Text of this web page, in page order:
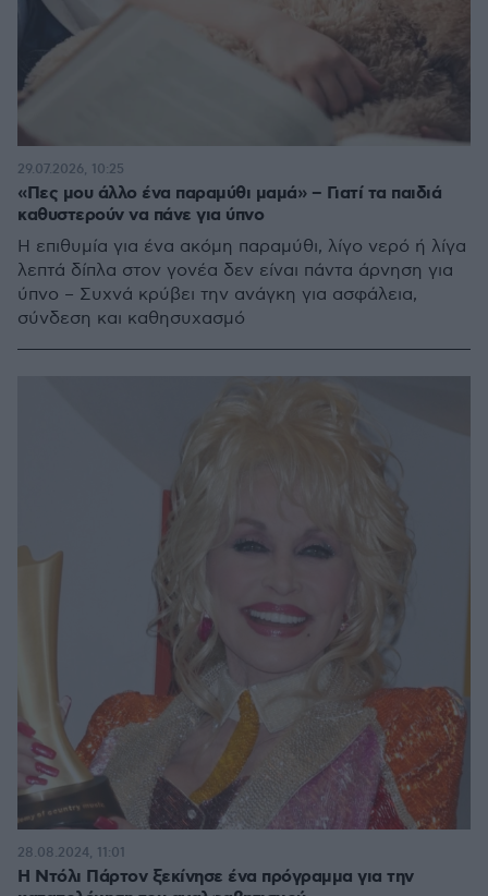
«Πες μου άλλο ένα παραμύθι μαμά» – Γιατί τα παιδιά
καθυστερούν να πάνε για ύπνο
Η επιθυμία για ένα ακόμη παραμύθι, λίγο νερό ή λίγα
λεπτά δίπλα στον γονέα δεν είναι πάντα άρνηση για
ύπνο – Συχνά κρύβει την ανάγκη για ασφάλεια,
σύνδεση και καθησυχασμό
29.07.2026, 10:25
Η Ντόλι Πάρτον ξεκίνησε ένα πρόγραμμα για την
28.08.2024, 11:01